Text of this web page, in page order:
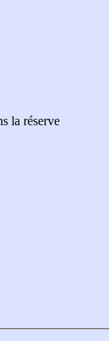
la réserve